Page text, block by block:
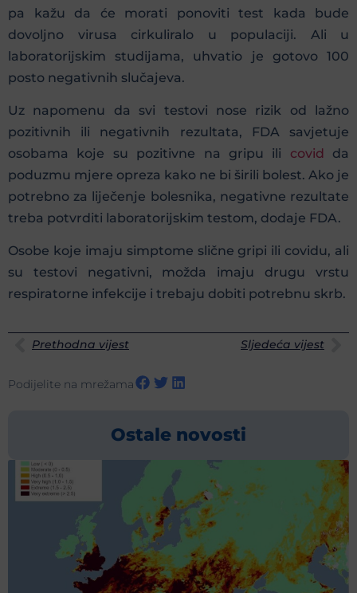
pa kažu da će morati ponoviti test kada bude
dovoljno virusa cirkuliralo u populaciji. Ali u
laboratorijskim studijama, uhvatio je gotovo 100
posto negativnih slučajeva.
Uz napomenu da svi testovi nose rizik od lažno
pozitivnih ili negativnih rezultata, FDA savjetuje
osobama koje su pozitivne na gripu ili covid da
poduzmu mjere opreza kako ne bi širili bolest. Ako je
potrebno za liječenje bolesnika, negativne rezultate
treba potvrditi laboratorijskim testom, dodaje FDA.
Osobe koje imaju simptome slične gripi ili covidu, ali
su testovi negativni, možda imaju drugu vrstu
respiratorne infekcije i trebaju dobiti potrebnu skrb.
Prethodna vijest Sljedeća vijest
Podijelite na mrežama
Ostale novosti